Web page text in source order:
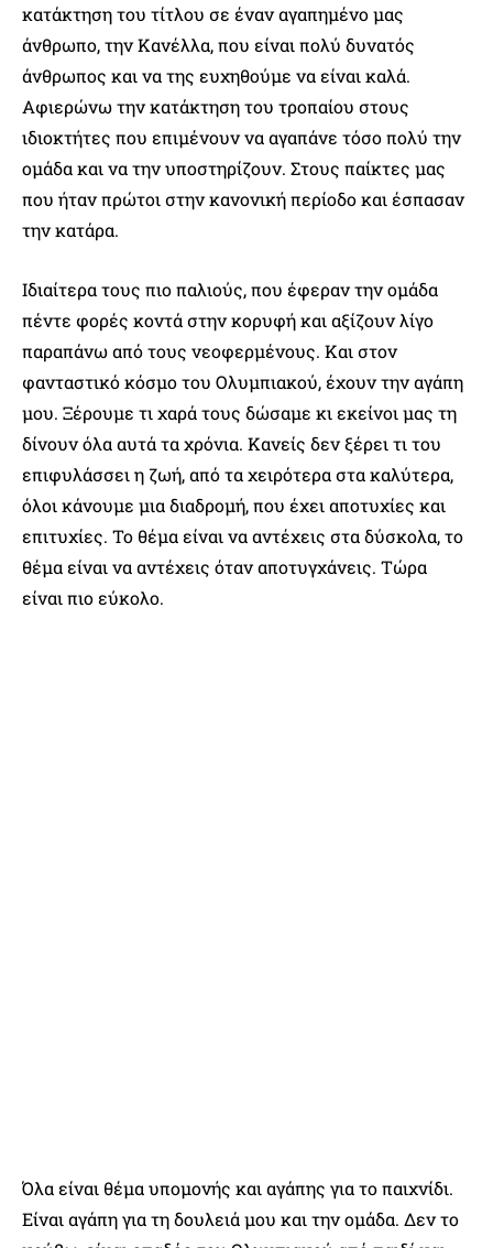
κατάκτηση του τίτλου σε έναν αγαπημένο μας
άνθρωπο, την Κανέλλα, που είναι πολύ δυνατός
άνθρωπος και να της ευχηθούμε να είναι καλά.
Αφιερώνω την κατάκτηση του τροπαίου στους
ιδιοκτήτες που επιμένουν να αγαπάνε τόσο πολύ την
ομάδα και να την υποστηρίζουν. Στους παίκτες μας
που ήταν πρώτοι στην κανονική περίοδο και έσπασαν
την κατάρα.
Ιδιαίτερα τους πιο παλιούς, που έφεραν την ομάδα
πέντε φορές κοντά στην κορυφή και αξίζουν λίγο
παραπάνω από τους νεοφερμένους. Και στον
φανταστικό κόσμο του Ολυμπιακού, έχουν την αγάπη
μου. Ξέρουμε τι χαρά τους δώσαμε κι εκείνοι μας τη
δίνουν όλα αυτά τα χρόνια. Κανείς δεν ξέρει τι του
επιφυλάσσει η ζωή, από τα χειρότερα στα καλύτερα,
όλοι κάνουμε μια διαδρομή, που έχει αποτυχίες και
επιτυχίες. Το θέμα είναι να αντέχεις στα δύσκολα, το
θέμα είναι να αντέχεις όταν αποτυγχάνεις. Τώρα
είναι πιο εύκολο.
Όλα είναι θέμα υπομονής και αγάπης για το παιχνίδι.
Είναι αγάπη για τη δουλειά μου και την ομάδα. Δεν το